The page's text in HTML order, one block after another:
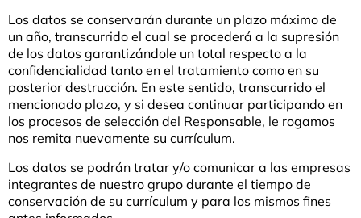
Los datos se conservarán durante un plazo máximo de
un año, transcurrido el cual se procederá a la supresión
de los datos garantizándole un total respecto a la
confidencialidad tanto en el tratamiento como en su
posterior destrucción. En este sentido, transcurrido el
mencionado plazo, y si desea continuar participando en
los procesos de selección del Responsable, le rogamos
nos remita nuevamente su currículum.
Los datos se podrán tratar y/o comunicar a las empresas
integrantes de nuestro grupo durante el tiempo de
conservación de su currículum y para los mismos fines